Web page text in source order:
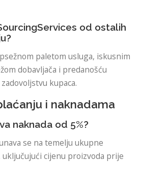
od ostalih
paletom usluga, iskusnim
dobavljača i predanošću
kupaca.
i naknadama
naknada od 5%?
se na temelju ukupne
cijenu proizvoda prije